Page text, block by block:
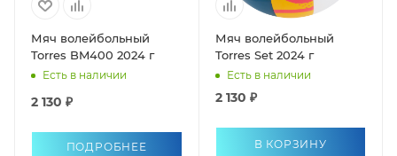
Мяч волейбольный
Torres BM400 2024 г
Есть в наличии
2 130 ₽
ПОДРОБНЕЕ
Мяч волейбольный
Torres Set 2024 г
Есть в наличии
2 130 ₽
В КОРЗИНУ